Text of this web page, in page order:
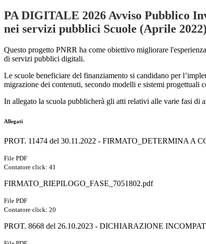
PA DIGITALE 2026 Avviso Pubblico
nei servizi pubblici Scuole (Aprile 2022)
Questo progetto PNRR ha come obiettivo migliorare
di servizi pubblici digitali.
Le scuole beneficiare del finanziamento si candidano per
migrazione dei contenuti, secondo modelli e sistemi progettuali
In allegato la scuola pubblicherà gli atti relativi alle varie fasi di
Allegati
PROT. 11474 del 30.11.2022 - FIRMATO_DETERMINA A
File PDF
Contatore click: 41
FIRMATO_RIEPILOGO_FASE_7051802.pdf
File PDF
Contatore click: 20
PROT. 8668 del 26.10.2023 - DICHIARAZIONE